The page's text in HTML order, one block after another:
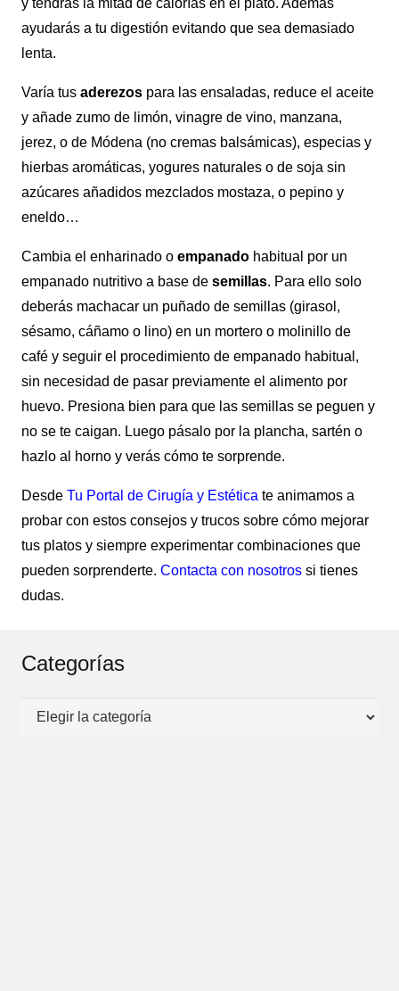
y tendrás la mitad de calorías en el plato. Además
ayudarás a tu digestión evitando que sea demasiado
lenta.
Varía tus aderezos para las ensaladas, reduce el aceite
y añade zumo de limón, vinagre de vino, manzana,
jerez, o de Módena (no cremas balsámicas), especias y
hierbas aromáticas, yogures naturales o de soja sin
azúcares añadidos mezclados mostaza, o pepino y
eneldo…
Cambia el enharinado o empanado habitual por un
empanado nutritivo a base de semillas. Para ello solo
deberás machacar un puñado de semillas (girasol,
sésamo, cáñamo o lino) en un mortero o molinillo de
café y seguir el procedimiento de empanado habitual,
sin necesidad de pasar previamente el alimento por
huevo. Presiona bien para que las semillas se peguen y
no se te caigan. Luego pásalo por la plancha, sartén o
hazlo al horno y verás cómo te sorprende.
Desde Tu Portal de Cirugía y Estética te animamos a
probar con estos consejos y trucos sobre cómo mejorar
tus platos y siempre experimentar combinaciones que
pueden sorprenderte. Contacta con nosotros si tienes
dudas.
Categorías
Categorías